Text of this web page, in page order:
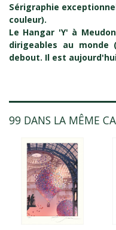
Sérigraphie
couleur).
Le Hangar 'Y' à
dirigeables au monde
debout. Il est
99 DANS LA MÊME